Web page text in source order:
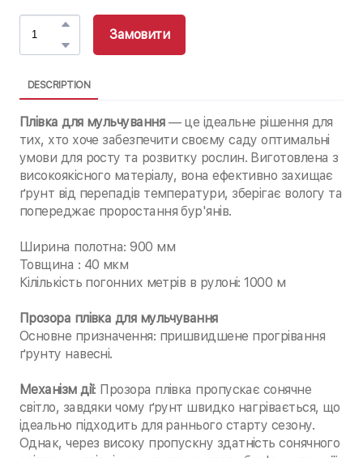
Замовити
DESCRIPTION
Плівка для мульчування— це ідеальне рішення для
тих, хто хоче забезпечити своєму саду оптимальні
умови для росту та розвитку рослин. Виготовлена з
високоякісного матеріалу, вона ефективно захищає
ґрунт від перепадів температури, зберігає вологу та
попереджає проростання бур'янів.
Ширина полотна: 900 мм
Товщина : 40 мкм
Кілількість погонних метрів в рулоні: 1000 м
Прозора плівка для мульчування
Основне призначення: пришвидшене прогрівання
ґрунту навесні.
Механізм дії: Прозора плівка пропускає сонячне
світло, завдяки чому ґрунт швидко нагрівається, що
ідеально підходить для раннього старту сезону.
Однак, через високу пропускну здатність сонячного